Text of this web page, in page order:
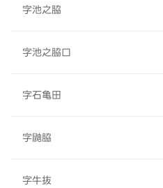
字池之脇
字池之脇口
字石亀田
字鼬脇
字牛抜